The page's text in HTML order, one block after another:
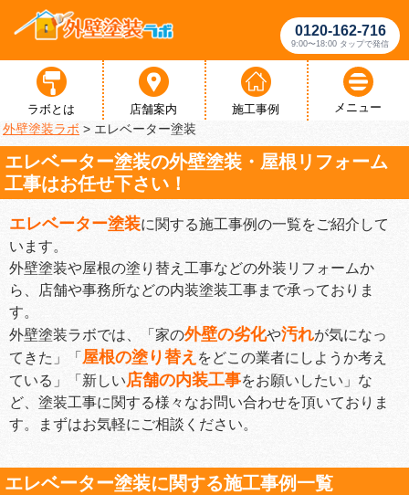
0120-162-716
9:00〜18:00 タップで発信
ラボとは 店舗案内 施工事例 メニュー
外壁塗装ラボ > エレベーター塗装
エレベーター塗装の外壁塗装・屋根リフォーム
工事はお任せ下さい！
エレベーター塗装に関する施工事例の一覧をご紹介して
います。
外壁塗装や屋根の塗り替え工事などの外装リフォームか
ら、店舗や事務所などの内装塗装工事まで承っておりま
す。
外壁塗装ラボでは、「家の外壁の劣化や汚れが気になっ
てきた」「 屋根の塗り替え をどこの業者にしようか考え
ている」「新しい店舗の内装工事をお願いしたい」な
ど、塗装工事に関する様々なお問い合わせを頂いておりま
す。まずはお気軽にご相談ください。
エレベーター塗装に関する施工事例一覧